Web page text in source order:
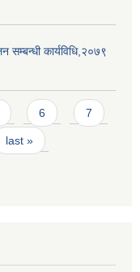
कार्यविधि,२०७९
6 7
last »